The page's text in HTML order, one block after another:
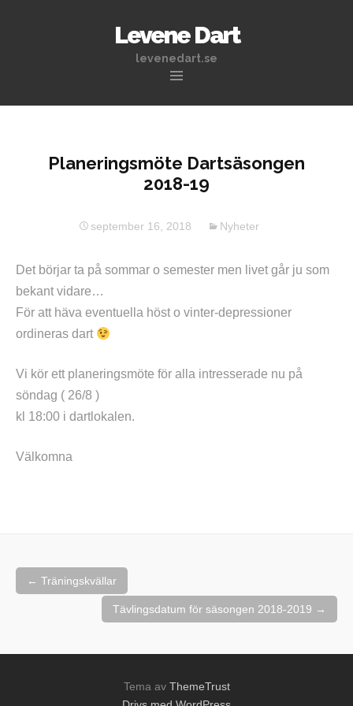
Levene Dart
levenedart.se
Planeringsmöte Dartsäsongen
2018-19
september 16, 2018 Nyheter
Det börjar ta på sommar o semester men livet går ju som
bekant vidare…
För att häva eventuella höst o vinter-depressioner
ordineras dart
Vi kör ett planeringsmöte för alla intresserade nu på
söndag ( 26/8 )
kl 18:00 i dartlokalen.
Välkomna
Inläggsnavigering
← Träningskvällar
Tävlingsdatum för säsongen 2018-2019 →
Tema av ThemeTrust